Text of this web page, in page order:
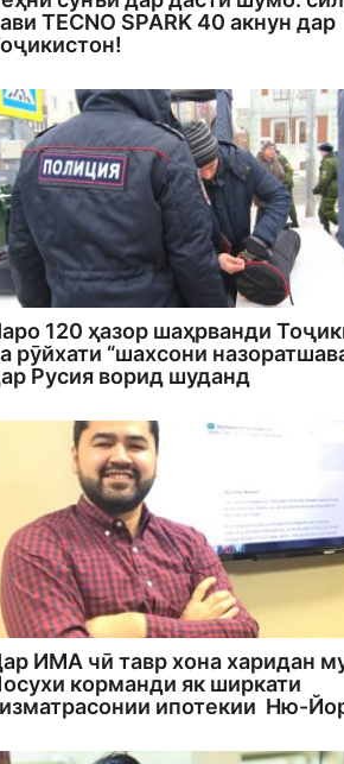
TECNO SPARK 40 акнун дар
120 ҳазор шаҳрванди
рӯйхати “шахсони
Русия ворид шуданд
ИМА чӣ тавр хона харидан
корманди як ширкати
ипотекии Ню-